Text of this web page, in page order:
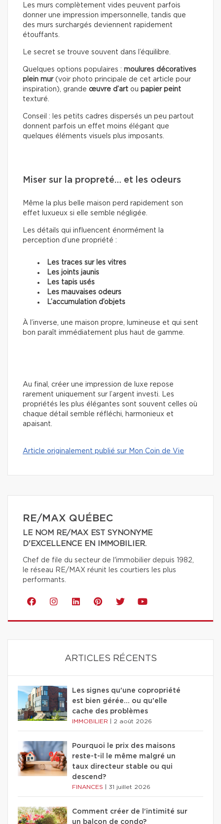
Les murs complètement vides peuvent parfois
donner une impression impersonnelle, tandis que
des murs surchargés deviennent rapidement
étouffants.
Le secret se trouve souvent dans l’équilibre.
Quelques options populaires : moulures décoratives
plein mur (voir photo principale de cet article pour
inspiration), grande œuvre d’art ou papier peint
texturé.
Conseil : les petits cadres dispersés un peu partout
donnent parfois un effet moins élégant que
quelques éléments visuels plus imposants.
Miser sur la propreté… et les odeurs
Même la plus belle maison perd rapidement son
effet luxueux si elle semble négligée.
Les détails qui influencent énormément la
perception d’une propriété :
Les traces sur les vitres
Les joints jaunis
Les tapis usés
Les mauvaises odeurs
L’accumulation d’objets
À l’inverse, une maison propre, lumineuse et qui sent
bon paraît immédiatement plus haut de gamme.
Au final, créer une impression de luxe repose
rarement uniquement sur l’argent investi. Les
propriétés les plus élégantes sont souvent celles où
chaque détail semble réfléchi, harmonieux et
apaisant.
Article originalement publié sur Mon Coin de Vie
RE/MAX QUÉBEC
LE NOM RE/MAX EST SYNONYME
D'EXCELLENCE EN IMMOBILIER.
Chef de file du secteur de l'immobilier depuis 1982,
le réseau RE/MAX réunit les courtiers les plus
performants.
ARTICLES RÉCENTS
Les signes qu'une copropriété
est bien gérée… ou qu'elle
cache des problèmes
IMMOBILIER 2 août 2026
Pourquoi le prix des maisons
reste-t-il le même malgré un
taux directeur stable ou qui
descend?
FINANCES 31 juillet 2026
Comment créer de l'intimité sur
un balcon de condo?